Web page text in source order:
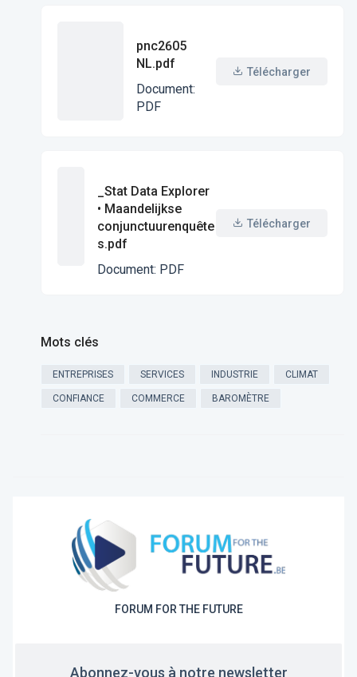
pnc2605
NL.pdf
Document:
PDF
Télécharger
_Stat Data Explorer
• Maandelijkse
conjunctuurenquête
s.pdf
Document: PDF
Télécharger
Mots clés
ENTREPRISES SERVICES INDUSTRIE CLIMAT
CONFIANCE COMMERCE BAROMÈTRE
FORUM FOR THE FUTURE
Abonnez-vous à notre newsletter